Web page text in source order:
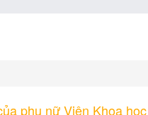
phụ nữ Viện Khoa